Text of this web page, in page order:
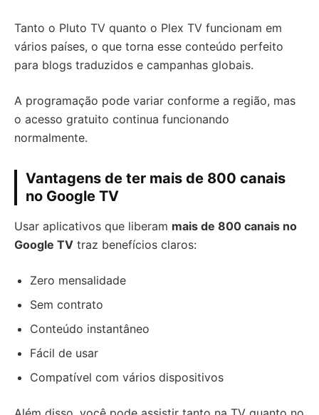
Tanto o Pluto TV quanto o Plex TV funcionam em
vários países, o que torna esse conteúdo perfeito
para blogs traduzidos e campanhas globais.
A programação pode variar conforme a região, mas
o acesso gratuito continua funcionando
normalmente.
Vantagens de ter mais de 800 canais
no Google TV
Usar aplicativos que liberam mais de 800 canais no
Google TV traz benefícios claros:
Zero mensalidade
Sem contrato
Conteúdo instantâneo
Fácil de usar
Compatível com vários dispositivos